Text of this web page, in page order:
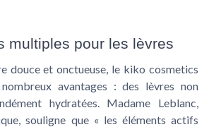
multiples pour les lèvres
douce et onctueuse, le kiko cosmetics
avantages : des lèvres non
hydratées. Madame Leblanc,
souligne que « les éléments actifs